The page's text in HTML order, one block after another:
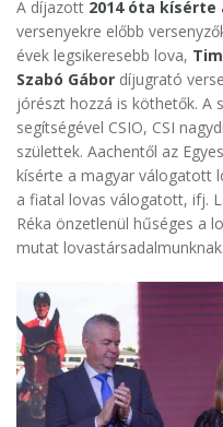
A díjazott 2014 óta kísérte
versenyekre előbb
évek legsikeresebb lova,
Szabó Gábor díjugrató
jórészt hozzá is köthetők. A
segítségével CSIO, CSI
születtek. Aachentől az
kísérte a magyar válogatott
a fiatal lovas válogatott, ifj.
Réka önzetlenül hűséges a
mutat lovastársadalmunknak.